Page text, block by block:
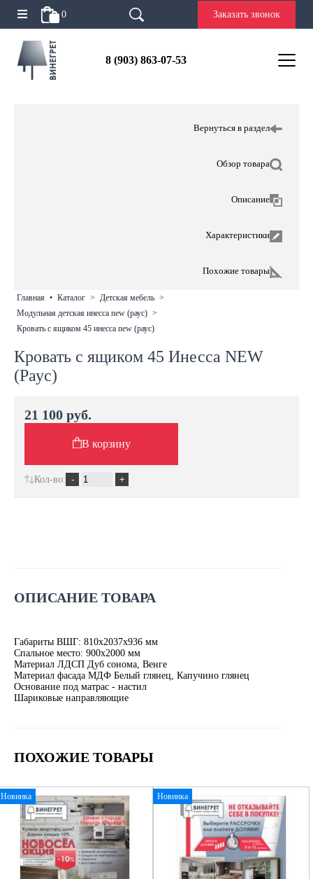
0 Заказать звонок
8 (903) 863-07-53
Вернуться в раздел
Обзор товара
Описание
Характеристики
Похожие товары
главная • каталог > детская мебель >
модульная детская инесса new (раус) >
кровать с ящиком 45 инесса new (раус)
Кровать с ящиком 45 Инесса NEW
(Раус)
ОПИСАНИЕ ТОВАРА
Габариты ВШГ: 810х2037х936 мм
Спальное место: 900х2000 мм
Материал ЛДСП Дуб сонома, Венге
Материал фасада МДФ Белый глянец, Капучино глянец
Основание под матрас - настил
Шариковые направляющие
ПОХОЖИЕ ТОВАРЫ
Новинка Новинка
21 100 руб.
В корзину
Кол-во: